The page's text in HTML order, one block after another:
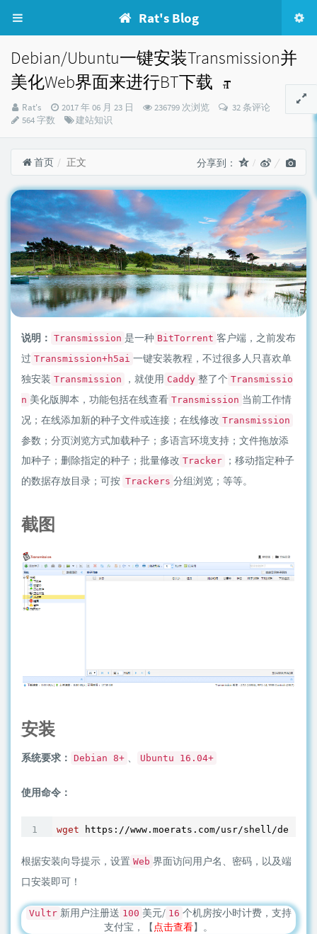
Rat's Blog
Debian/Ubuntu一键安装Transmission并
美化Web界面来进行BT下载
博
主：
Rat's
发
布
2017 年 06 月 23 日 236799 次浏览
32 条评论
564 字数
分
建站知识
首页 正文 分享到：
说明： Transmission 是一种 BitTorrent 客户端，之前发布
过 Transmission+h5ai 一键安装教程，不过很多人只喜欢单
独安装 Transmission ，就使用 Caddy 整了个 Transmissio
n 美化版脚本，功能包括在线查看 Transmission 当前工作情
况；在线添加新的种子文件或连接；在线修改 Transmission
参数；分页浏览方式加载种子；多语言环境支持；文件拖放添
加种子；删除指定的种子；批量修改 Tracker
；移动指定种子
的数据存放目录；可按 Trackers 分组浏览；等等。
截图
安装
系统要求： Debian 8+ 、 Ubuntu 16.04+
使用命令：
wget
根据安装向导提示，设置 Web 界面访问用户名、密码，以及端
口安装即可！
Vultr 新用户注册送 100 美元/ 16 个机房按小时计费，支持
支付宝，【点击查看】。